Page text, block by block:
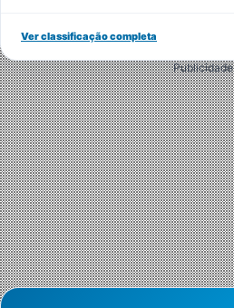
Ver classificação completa
Publicidade